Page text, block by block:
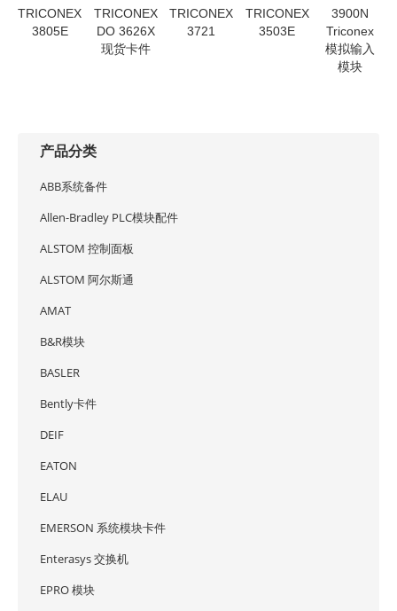
TRICONEX
3805E
TRICONEX
DO 3626X
现货卡件
TRICONEX
3721
TRICONEX
3503E
3900N
Triconex
模拟输入
模块
产品分类
ABB系统备件
Allen-Bradley PLC模块配件
ALSTOM 控制面板
ALSTOM 阿尔斯通
AMAT
B&R模块
BASLER
Bently卡件
DEIF
EATON
ELAU
EMERSON 系统模块卡件
Enterasys 交换机
EPRO 模块